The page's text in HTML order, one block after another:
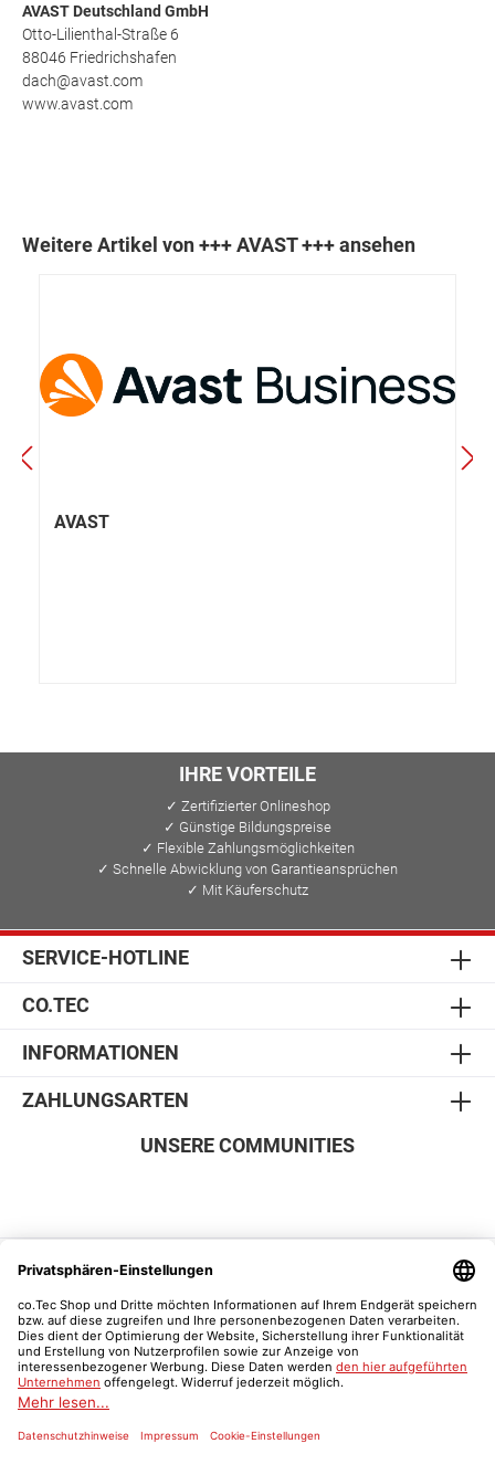
AVAST Deutschland GmbH
Otto-Lilienthal-Straße 6
88046 Friedrichshafen
dach@avast.com
www.avast.com
Weitere Artikel von +++ AVAST +++ ansehen
AVAST
IHRE VORTEILE
✓ Zertifizierter Onlineshop
✓ Günstige Bildungspreise
✓ Flexible Zahlungsmöglichkeiten
✓ Schnelle Abwicklung von Garantieansprüchen
✓ Mit Käuferschutz
SERVICE-HOTLINE
CO.TEC
INFORMATIONEN
ZAHLUNGSARTEN
SICHER EINKAUFEN
UNSERE COMMUNITIES